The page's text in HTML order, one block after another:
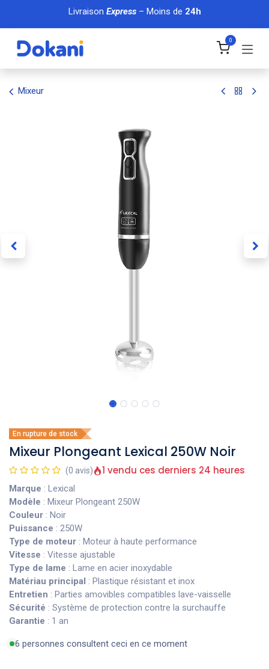
Se rendre au contenu
Livraison Express– Moins de 24h
0
Mixeur
En rupture de stock
Mixeur Plongeant Lexical 250W Noir
(0 avis) 1 vendu ces derniers 24 heures
Marque : Lexical
Modèle : Mixeur Plongeant 250W
Couleur : Noir
Puissance : 250W
Type de moteur : Moteur à haute performance
Vitesse : Vitesse ajustable
Type de lame : Lame en acier inoxydable
Matériau principal : Plastique résistant et inox
Entretien : Parties amovibles compatibles lave-vaisselle
Sécurité : Système de protection contre la surchauffe
Garantie : 1 an
6 personnes consultent ceci en ce moment